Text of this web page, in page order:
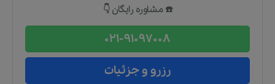
☎️ مشاوره رایگان 👇
021-91097008
رزرو و جزئیات